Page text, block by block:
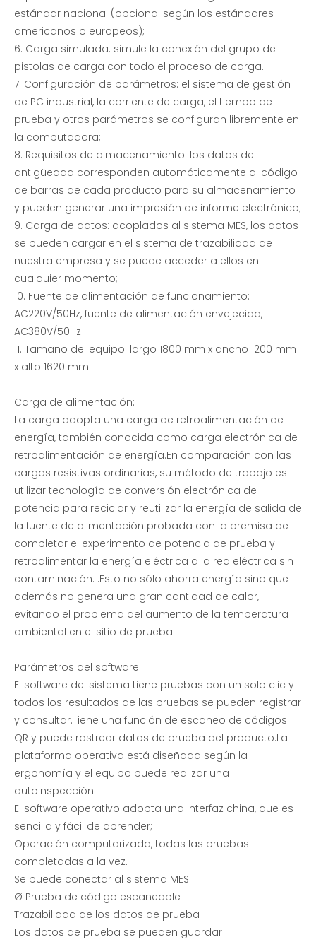
Banco de carga resistivo de 200 KW CA: soluciones de banco de carga Banco de carga en generador |EMAX
Banco de carga de resistencia de 150KW-380V Prueba de grupo electrógeno de 300 KW: banco de carga de CA trifásico
estándar nacional (opcional según los estándares
americanos o europeos);
6. Carga simulada: simule la conexión del grupo de
pistolas de carga con todo el proceso de carga.
7. Configuración de parámetros: el sistema de gestión
de PC industrial, la corriente de carga, el tiempo de
prueba y otros parámetros se configuran libremente en
la computadora;
8. Requisitos de almacenamiento: los datos de
antigüedad corresponden automáticamente al código
de barras de cada producto para su almacenamiento
y pueden generar una impresión de informe electrónico;
9. Carga de datos: acoplados al sistema MES, los datos
se pueden cargar en el sistema de trazabilidad de
nuestra empresa y se puede acceder a ellos en
cualquier momento;
10. Fuente de alimentación de funcionamiento:
AC220V/50Hz, fuente de alimentación envejecida,
AC380V/50Hz
11. Tamaño del equipo: largo 1800 mm x ancho 1200 mm
x alto 1620 mm
Carga de alimentación:
La carga adopta una carga de retroalimentación de
energía, también conocida como carga electrónica de
retroalimentación de energía.En comparación con las
cargas resistivas ordinarias, su método de trabajo es
utilizar tecnología de conversión electrónica de
potencia para reciclar y reutilizar la energía de salida de
la fuente de alimentación probada con la premisa de
completar el experimento de potencia de prueba y
retroalimentar la energía eléctrica a la red eléctrica sin
contaminación. .Esto no sólo ahorra energía sino que
además no genera una gran cantidad de calor,
evitando el problema del aumento de la temperatura
ambiental en el sitio de prueba.
Parámetros del software:
El software del sistema tiene pruebas con un solo clic y
todos los resultados de las pruebas se pueden registrar
y consultar.Tiene una función de escaneo de códigos
QR y puede rastrear datos de prueba del producto.La
plataforma operativa está diseñada según la
ergonomía y el equipo puede realizar una
autoinspección.
El software operativo adopta una interfaz china, que es
sencilla y fácil de aprender;
Operación computarizada, todas las pruebas
completadas a la vez.
Se puede conectar al sistema MES.
Ø Prueba de código escaneable
Trazabilidad de los datos de prueba
Los datos de prueba se pueden guardar